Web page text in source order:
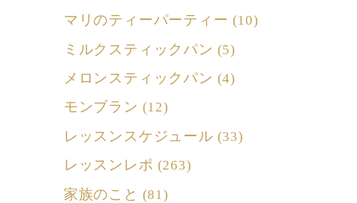
マリのティーパーティー (10)
ミルクスティックパン (5)
メロンスティックパン (4)
モンブラン (12)
レッスンスケジュール (33)
レッスンレポ (263)
家族のこと (81)